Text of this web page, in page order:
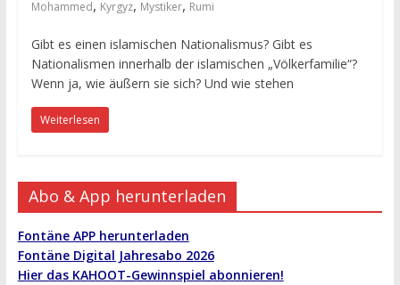
Mohammed, Kyrgyz, Mystiker, Rumi
Gibt es einen islamischen Nationalismus? Gibt es
Nationalismen innerhalb der islamischen „Völkerfamilie“?
Wenn ja, wie äußern sie sich? Und wie stehen
Weiterlesen
Abo & App herunterladen
Fontäne APP herunterladen
Fontäne Digital Jahresabo 2026
Hier das KAHOOT-Gewinnspiel abonnieren!